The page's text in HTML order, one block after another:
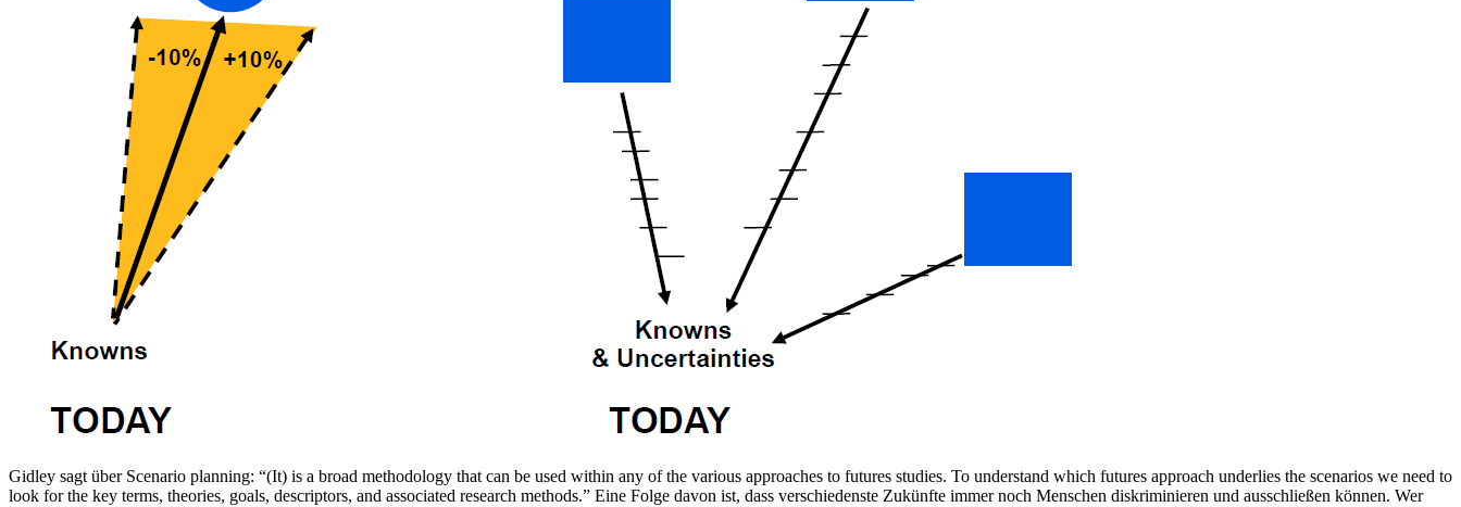
Gidley sagt über Scenario planning: “(It) is a broad methodology that can be used within any of the various approaches to futures studies. To understand which futures approach underlies the scenarios we need to
look for the key terms, theories, goals, descriptors, and associated research methods.” Eine Folge davon ist, dass verschiedenste Zukünfte immer noch Menschen diskriminieren und ausschließen können. Wer